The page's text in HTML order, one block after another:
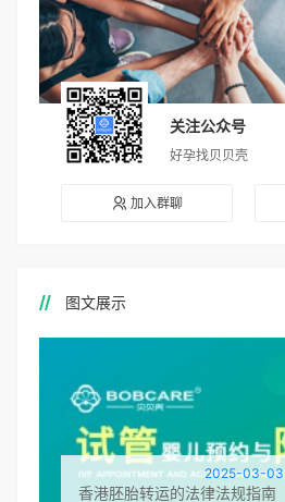
关注公众号
好孕找贝贝壳
加入群聊
图文展示
2025-03-03
香港胚胎转运的法律法规指南